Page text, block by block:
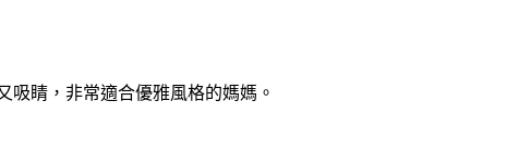
吸睛，非常適合優雅風格的媽媽。